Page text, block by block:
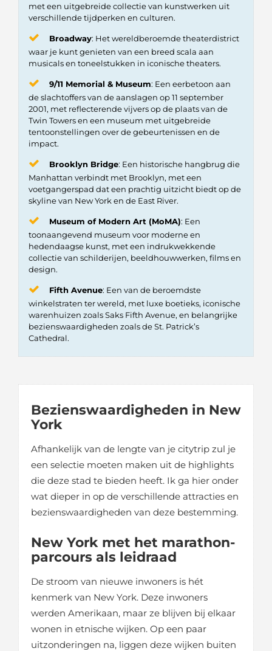
met een uitgebreide collectie van kunstwerken uit
verschillende tijdperken en culturen.
Broadway: Het wereldberoemde theaterdistrict
waar je kunt genieten van een breed scala aan
musicals en toneelstukken in iconische theaters.
9/11 Memorial & Museum: Een eerbetoon aan
de slachtoffers van de aanslagen op 11 september
2001, met reflecterende vijvers op de plaats van de
Twin Towers en een museum met uitgebreide
tentoonstellingen over de gebeurtenissen en de
impact.
Brooklyn Bridge: Een historische hangbrug die
Manhattan verbindt met Brooklyn, met een
voetgangerspad dat een prachtig uitzicht biedt op de
skyline van New York en de East River.
Museum of Modern Art (MoMA): Een
toonaangevend museum voor moderne en
hedendaagse kunst, met een indrukwekkende
collectie van schilderijen, beeldhouwwerken, films en
design.
Fifth Avenue: Een van de beroemdste
winkelstraten ter wereld, met luxe boetieks, iconische
warenhuizen zoals Saks Fifth Avenue, en belangrijke
bezienswaardigheden zoals de St. Patrick’s
Cathedral.
Bezienswaardigheden in New
York
Afhankelijk van de lengte van je citytrip zul je
een selectie moeten maken uit de highlights
die deze stad te bieden heeft. Ik ga hier onder
wat dieper in op de verschillende attracties en
bezienswaardigheden van deze bestemming.
New York met het marathon-
parcours als leidraad
De stroom van nieuwe inwoners is hét
kenmerk van New York. Deze inwoners
werden Amerikaan, maar ze blijven bij elkaar
wonen in etnische wijken. Op een paar
uitzonderingen na, liggen deze wijken buiten